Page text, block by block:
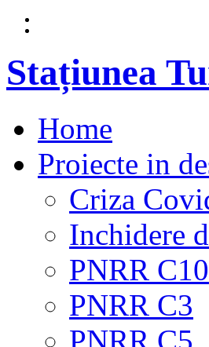
Stațiunea
Home
Proiecte in
Criza
Inchidere
PNRR C10
PNRR C3
PNRR C5